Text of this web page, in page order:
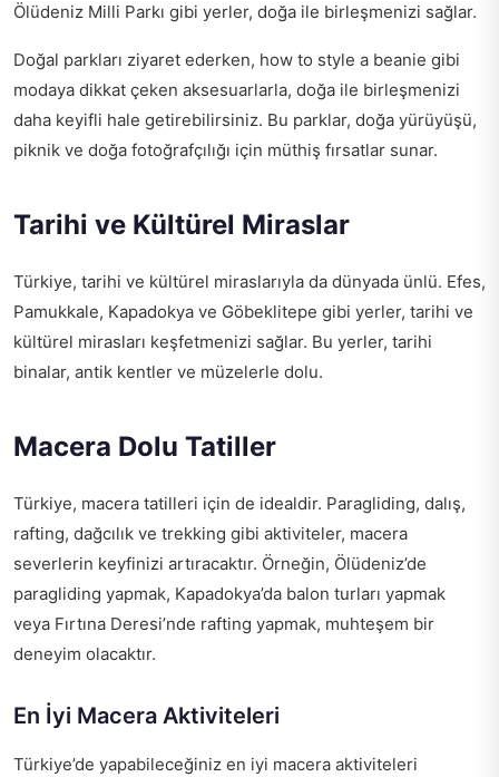
Ölüdeniz Milli Parkı gibi yerler, doğa ile birleşmenizi sağlar.
Doğal parkları ziyaret ederken, how to style a beanie gibi
modaya dikkat çeken aksesuarlarla, doğa ile birleşmenizi
daha keyifli hale getirebilirsiniz. Bu parklar, doğa yürüyüşü,
piknik ve doğa fotoğrafçılığı için müthiş fırsatlar sunar.
Tarihi ve Kültürel Miraslar
Türkiye, tarihi ve kültürel miraslarıyla da dünyada ünlü. Efes,
Pamukkale, Kapadokya ve Göbeklitepe gibi yerler, tarihi ve
kültürel mirasları keşfetmenizi sağlar. Bu yerler, tarihi
binalar, antik kentler ve müzelerle dolu.
Macera Dolu Tatiller
Türkiye, macera tatilleri için de idealdir. Paragliding, dalış,
rafting, dağcılık ve trekking gibi aktiviteler, macera
severlerin keyfinizi artıracaktır. Örneğin, Ölüdeniz’de
paragliding yapmak, Kapadokya’da balon turları yapmak
veya Fırtına Deresi’nde rafting yapmak, muhteşem bir
deneyim olacaktır.
En İyi Macera Aktiviteleri
Türkiye’de yapabileceğiniz en iyi macera aktiviteleri